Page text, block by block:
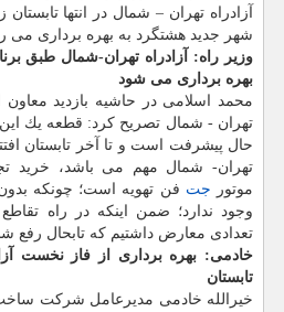
آزادراه تهران – شمال در انتها
شهر جدید هشتگرد به بهره برداری می
وزیر راه: آزادراه تهران-شمال طبق
بهره برداری می شود
محمد اسلامی در حاشیه بازدید معاون
تهران - شمال تصریح كرد: قطعه یك این
حال پیشرفت است و تا آخر تابستان
تهران- شمال مهم می باشد، خرید
موتور جت فن تهویه است؛ چونكه بدون
وجود ندارد؛ ضمن اینكه در راه
تعدادی معارض داشتیم كه تابحال رفع
خادمی: بهره برداری از فاز نخست
تابستان
خیرالله خادمی مدیرعامل شركت